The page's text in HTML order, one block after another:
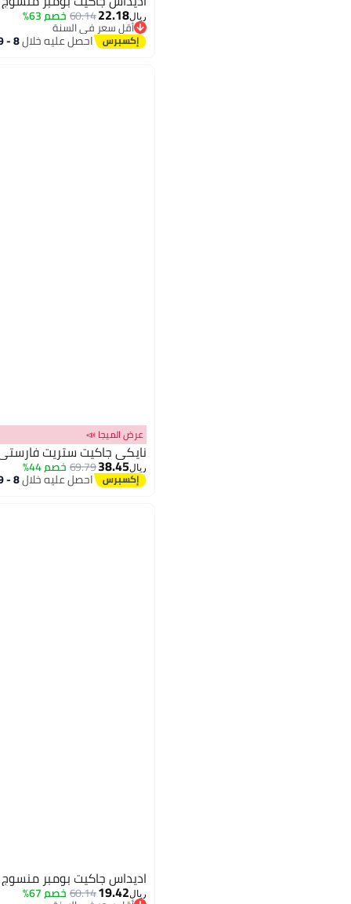
5
ريال22.18
60.14خصم 63%
أقل سعر في السنة
أقل سعر في السنة
احصل عليه خلال8 - 9 اغسطس
2
عرض الميجا 📣
نايكي جاكيت ستريت
ريال38.45
69.79خصم 44%
احصل عليه خلال8 - 9 اغسطس
اديداس جاكيت بومبر منسوج
ريال19.42
60.14خصم 67%